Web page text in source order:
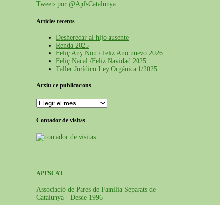
Tweets por @ApfsCatalunya
Articles recents
Desheredar al hijo ausente
Renda 2025
Feliç Any Nou / feliz Año nuevo 2026
Feliç Nadal /Feliz Navidad 2025
Taller Jurídico Ley Orgánica 1/2025
Arxiu de publicacions
Contador de visitas
APFSCAT
Associació de Pares de Familia Separats de
Catalunya - Desde 1996